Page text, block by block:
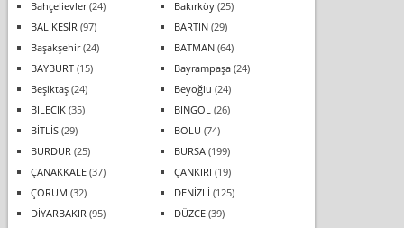
Bahçelievler(24) Bakırköy(25)
BALIKESİR (97) BARTIN(29)
Başakşehir(24) BATMAN(64)
BAYBURT(15) Bayrampaşa(24)
Beşiktaş(24) Beyoğlu (24)
BİLECİK(35) BİNGÖL (26)
BİTLİS(29) BOLU (74)
BURDUR (25) BURSA(199)
ÇANAKKALE(37) ÇANKIRI (19)
ÇORUM (32) DENİZLİ (125)
DİYARBAKIR (95) DÜZCE(39)